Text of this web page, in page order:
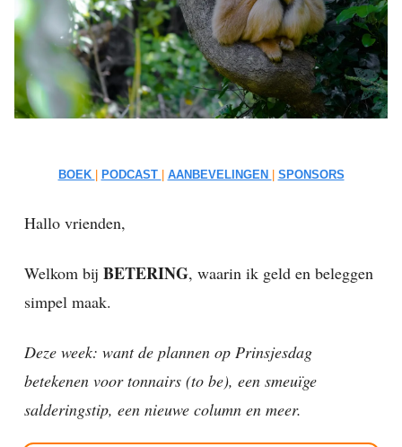
BOEK PODCAST AANBEVELINGEN SPONSORS
Hallo vrienden,
Welkom bij BETERING, waarin ik geld en beleggen
simpel maak.
Deze week: want de plannen op Prinsjesdag
betekenen voor tonnairs (to be), een smeuïge
salderingstip, een nieuwe column en meer.